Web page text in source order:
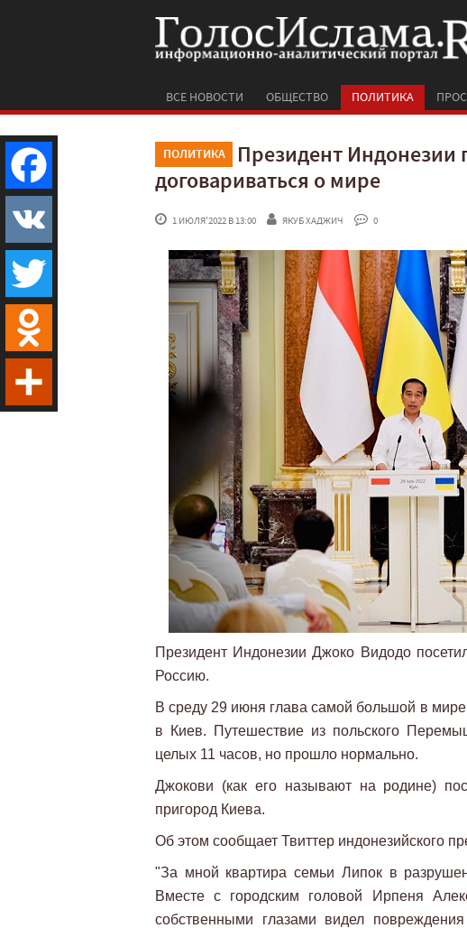
ВСЕ НОВОСТИ ОБЩЕСТВО ПОЛИТИКА
ПОЛИТИКА
Президент Индонезии
договариваться о мире
1 ИЮЛЯ'2022 В 13:00 ЯКУБ ХАДЖИЧ 0
Президент Индонезии Джоко Видодо
Россию.
В среду 29 июня глава самой большой в
в Киев. Путешествие из польского
целых 11 часов, но прошло нормально.
Джокови (как его называют на родине)
пригород Киева.
Об этом сообщает Твиттер индонезийского
"За мной квартира семьи Липок в
Вместе с городским головой Ирпеня
собственными глазами видел
Facebook
VK
Twitter
Odnoklassniki